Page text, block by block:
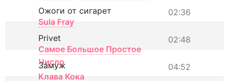
02:36
Ожоги от сигарет
Sula Fray
02:48
Privet
Самое Большое Простое
Число
04:52
Замуж
Клава Кока